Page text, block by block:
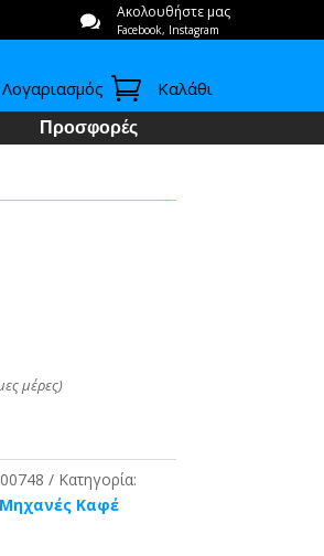
 Ακολουθήστε μας
Facebook, Instagram
Λογαριασμός  Καλάθι
Προσφορές
μέρες)
Κατηγορία:
Καφέ